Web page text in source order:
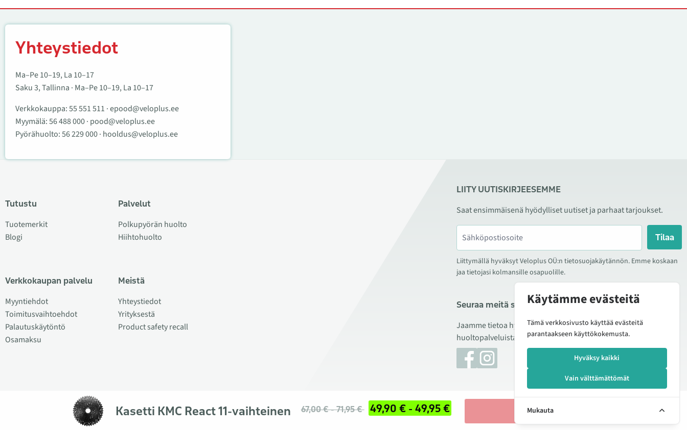
Kasetti KMC React 11-vaihteinen 67,00 € - 71,95 € 49,90 € - 49,95 € Lisää ostoskoriin
Yhteystiedot
Ma–Pe 10–19, La 10–17
Saku 3, Tallinna · Ma–Pe 10–19, La 10–17
Verkkokauppa:55 551 511 ·epood@veloplus.ee
Myymälä:56 488 000· pood@veloplus.ee
Pyörähuolto:56 229 000· hooldus@veloplus.ee
Tutustu
Tuotemerkit
Blogi
Verkkokaupan palvelu
Myyntiehdot
Toimitusvaihtoehdot
Palautuskäytöntö
Osamaksu
Palvelut
Polkupyörän huolto
Hiihtohuolto
Meistä
Yhteystiedot
Yrityksestä
Product safety recall
LIITY UUTISKIRJEESEMME
Saat ensimmäisenä hyödylliset uutiset ja parhaat tarjoukset.
Tilaa
Liittymällä hyväksyt Veloplus OÜ:n tietosuojakäytännön. Emme koskaan
jaa tietojasi kolmansille osapuolille.
Seuraa meitä sosiaalisessa mediassa
Jaamme tietoa hyvistä tarjouksista, uusista tuotteista ja
huoltopalveluista. Joskus julkaisemme myös tuote-esittelyjä.
© 2026 Veloplus OÜ. Kaikki oikeudet pidätetään Hallitse evästeitä
Käytämme evästeitä
Tämä verkkosivusto käyttää evästeitä
parantaakseen käyttökokemusta.
Hyväksy kaikki
Vain välttämättömät
Mukauta